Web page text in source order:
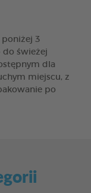
3
do świeżej
dla
miejscu, z
po